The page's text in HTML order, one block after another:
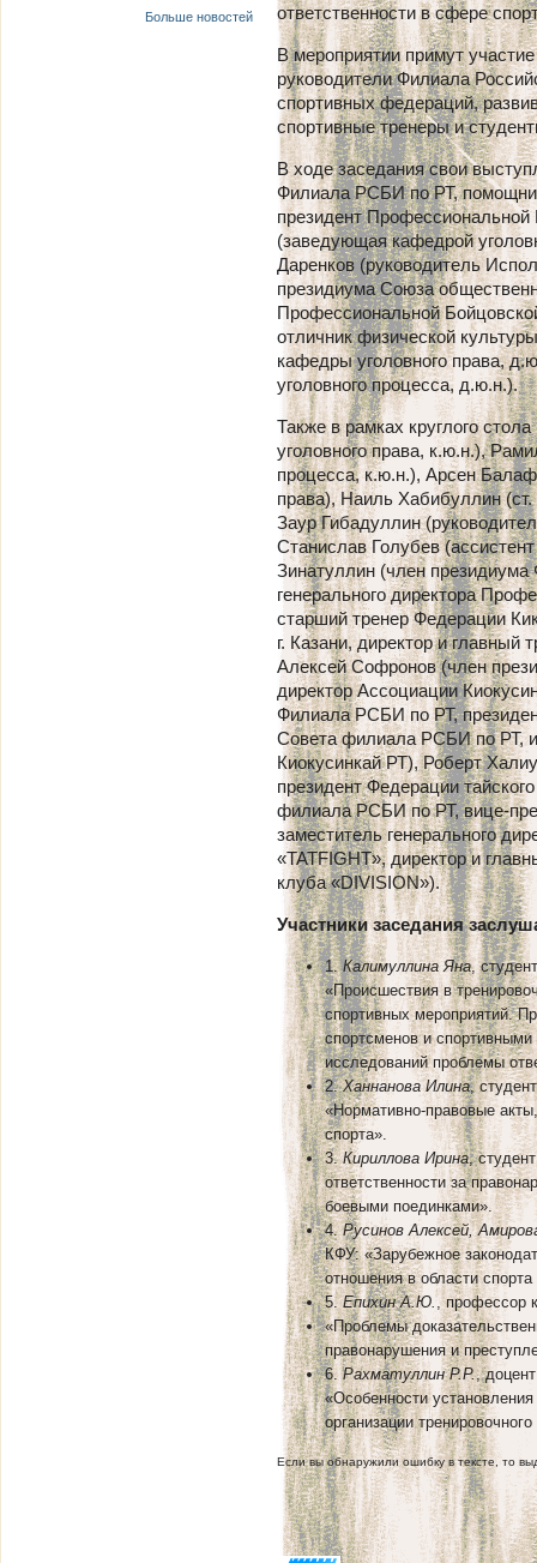
Больше новостей
ответственности в сфере
В мероприятии примут
руководители Филиала
спортивных федераций,
спортивные тренеры и
В ходе заседания свои
Филиала РСБИ по РТ,
президент
(заведующая кафедрой
Даренков (руководитель
президиума Союза
Профессиональной
отличник физической
кафедры уголовного права,
уголовного процесса, д.ю.н.).
Также в рамках круглого
уголовного права, к.ю.н.),
процесса, к.ю.н.), Арсен
права), Наиль Хабибуллин
Заур Гибадуллин
Станислав Голубев
Зинатуллин (член
генерального директора
старший тренер Федерации
г. Казани, директор и
Алексей Софронов (член
директор Ассоциации
Филиала РСБИ по РТ,
Совета филиала РСБИ по РТ,
Киокусинкай РТ), Роберт
президент Федерации
филиала РСБИ по РТ, вице-
заместитель генерального
«TATFIGHT», директор и
клуба «DIVISION»).
Участники заседания
1.Калимуллина Яна,
«Происшествия в
спортивных мероприятий.
спортсменов и
исследований проблемы
2.Ханнанова Илина,
«Нормативно-правовые
спорта».
3.Кириллова Ирина,
ответственности за
боевыми поединками».
4.Русинов Алексей,
КФУ: «Зарубежное
отношения в области
5.Епихин А.Ю., профессор
«Проблемы
правонарушения и
6.Рахматуллин Р.Р.,
«Особенности
организации
Если вы обнаружили ошибку в тексте, то